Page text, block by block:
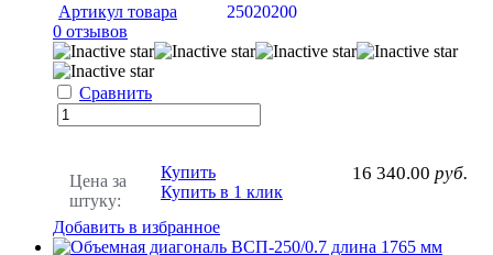
Артикул товара
25020200
0 отзывов
Сравнить
Цена за
штуку:
16 340.00 руб.
Купить
Купить в 1 клик
Добавить в избранное